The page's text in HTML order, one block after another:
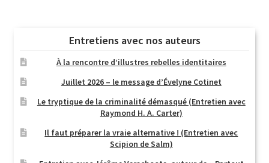
au
plus
Entretiens avec nos auteurs
À la rencontre d’illustres rebelles identitaires
Juillet 2026 – le message d’Évelyne Cotinet
Le tryptique de la criminalité démasqué (Entretien avec
Raymond H. A. Carter)
Il faut préparer la vraie alternative ! (Entretien avec
Scipion de Salm)